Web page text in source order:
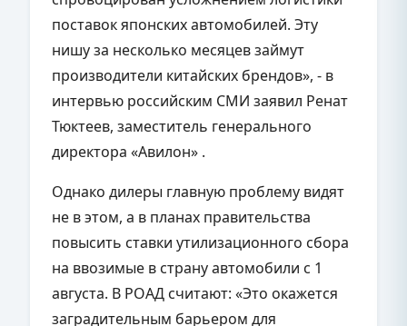
поставок японских автомобилей. Эту
нишу за несколько месяцев займут
производители китайских брендов», - в
интервью российским СМИ заявил Ренат
Тюктеев, заместитель генерального
директора «Авилон» .
Однако дилеры главную проблему видят
не в этом, а в планах правительства
повысить ставки утилизационного сбора
на ввозимые в страну автомобили с 1
августа. В РОАД считают: «Это окажется
заградительным барьером для